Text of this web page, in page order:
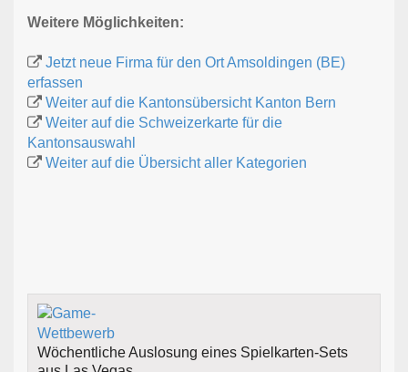
Weitere Möglichkeiten:
Jetzt neue Firma für den Ort Amsoldingen (BE)
erfassen
Weiter auf die Kantonsübersicht Kanton Bern
Weiter auf die Schweizerkarte für die
Kantonsauswahl
Weiter auf die Übersicht aller Kategorien
Wöchentliche Auslosung eines Spielkarten-Sets